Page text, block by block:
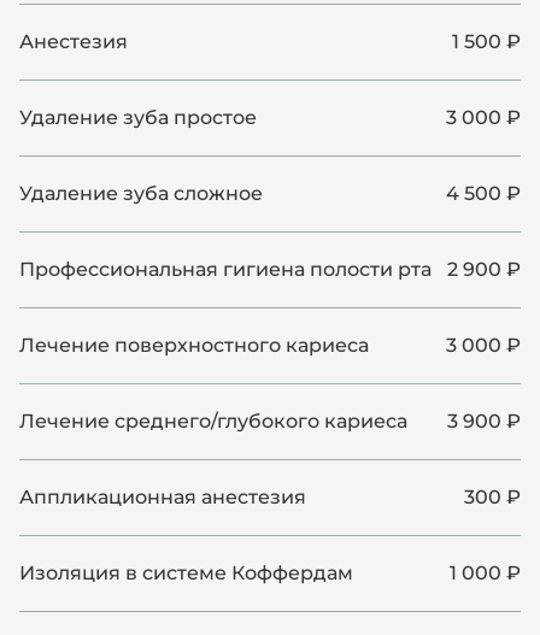
Анестезия 1 500 ₽
Удаление зуба простое 3 000 ₽
Удаление зуба сложное 4 500 ₽
Профессиональная гигиена полости рта 2 900 ₽
Лечение поверхностного кариеса 3 000 ₽
Лечение среднего/глубокого кариеса 3 900 ₽
Аппликационная анестезия 300 ₽
Изоляция в системе Коффердам 1 000 ₽